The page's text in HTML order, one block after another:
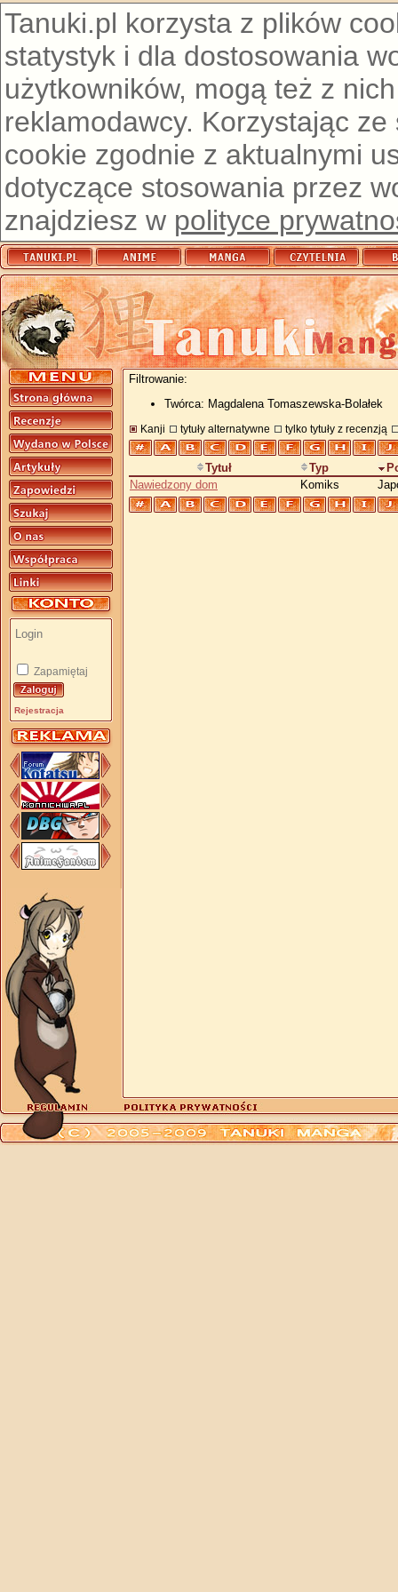
Tanuki.pl korzysta z plików
statystyk i dla dostosowania
użytkowników, mogą też z
reklamodawcy. Korzystając
cookie zgodnie z aktualnymi
dotyczące stosowania przez
znajdziesz w polityce
Zapamiętaj
Rejestracja
Filtrowanie:
Twórca: Magdalena Tomaszewska-Bolałek
Kanji tytuły alternatywne tylko tytuły z recenzją
Tytuł Typ
Nawiedzony dom
Komiks